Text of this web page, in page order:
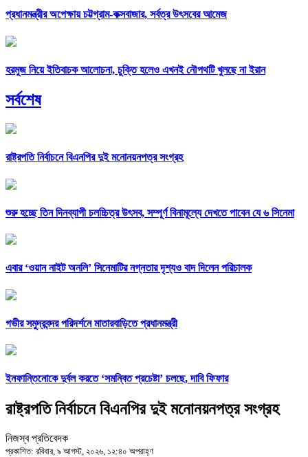
প্রধানমন্ত্রীর অপেক্ষায় চট্টগ্রাম-কক্সবাজার, সর্বত্র উৎসবের আমেজ
হরমুজ নিয়ে ইতিবাচক আলোচনা, চুক্তি হলেও এখনই নৌপথটি খুলছে না ইরান
সর্বশেষ
রাষ্ট্রপতি নির্বাচনে বিএনপির দুই মনোনয়নপত্র সংগ্রহ
শুরু হচ্ছে তিন দিনব্যাপী চলচ্চিত্র উৎসব, সম্পূর্ণ বিনামূল্যে দেখতে পাবেন যে ৬ সিনেমা
এবার ‘ওয়ান নাইট অনলি’ সিনেমাটির নগ্নতার দৃশ্যও বাদ দিলেন পরিচালক
গভীর সমুদ্রবন্দর পরিদর্শনে মাতারবাড়িতে প্রধানমন্ত্রী
ইনফান্তিনোকে দুর্বল করতে ‘সমন্বিত প্রচেষ্টা’ চলছে, দাবি ফিফার
রাষ্ট্রপতি নির্বাচনে বিএনপির দুই মনোনয়নপত্র সংগ্রহ
নিজস্ব প্রতিবেদক
প্রকাশিত: রবিবার, ৯ আগস্ট, ২০২৬, ১২:৪০ অপরাহ্ণ